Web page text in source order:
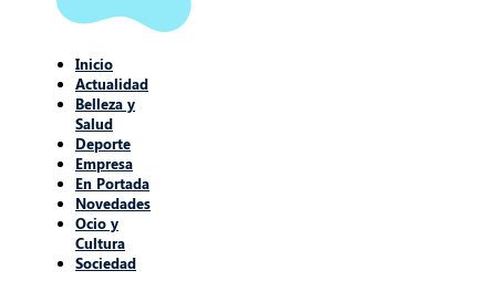
Inicio
Actualidad
Belleza y
Salud
Deporte
Empresa
En Portada
Novedades
Ocio y
Cultura
Sociedad